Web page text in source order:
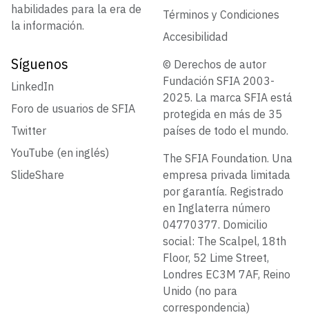
habilidades para la era de
la información.
Términos y Condiciones
Accesibilidad
Síguenos
LinkedIn
Foro de usuarios de SFIA
Twitter
YouTube (en inglés)
SlideShare
© Derechos de autor
Fundación SFIA 2003-
2025. La marca SFIA está
protegida en más de 35
países de todo el mundo.
The SFIA Foundation. Una
empresa privada limitada
por garantía. Registrado
en Inglaterra número
04770377. Domicilio
social: The Scalpel, 18th
Floor, 52 Lime Street,
Londres EC3M 7AF, Reino
Unido (no para
correspondencia)